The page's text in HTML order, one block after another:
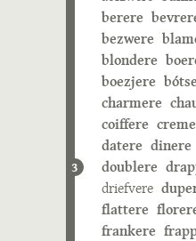
3
berere
bezwere
blondere
boezjere
charmere
coiffere
datere dinere
doublere
driefvere
flattere
frankere